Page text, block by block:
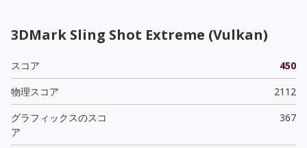
3DMark Sling Shot Extreme (Vulkan)
スコア
450
物理スコア
2112
グラフィックスのスコ
ア
367